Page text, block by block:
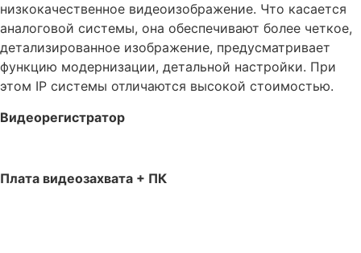
низкокачественное видеоизображение. Что касается
аналоговой системы, она обеспечивают более четкое,
детализированное изображение, предусматривает
функцию модернизации, детальной настройки. При
этом IP системы отличаются высокой стоимостью.
Видеорегистратор
Плата видеозахвата + ПК